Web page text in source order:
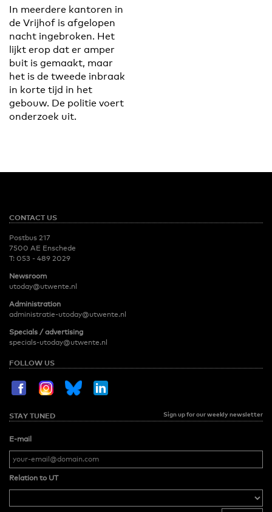
In meerdere kantoren in
de Vrijhof is afgelopen
nacht ingebroken. Het
lijkt erop dat er amper
buit is gemaakt, maar
het is de tweede inbraak
in korte tijd in het
gebouw. De politie voert
onderzoek uit.
CONTACT US
Postbus 217
7500 AE Enschede
T: 053 - 489 2029
Newsroom
utoday@utwente.nl
Administration
administratie-utoday@utwente.nl
Specials / advertising
specials-utoday@utwente.nl
FOLLOW US
STAY TUNED Sign up for our weekly newsletter
E-mail
Relation to UT